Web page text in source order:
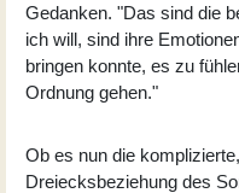
Gedanken. "Das sind die
ich will, sind ihre
bringen konnte, es zu
Ordnung gehen."
Ob es nun die
Dreiecksbeziehung des